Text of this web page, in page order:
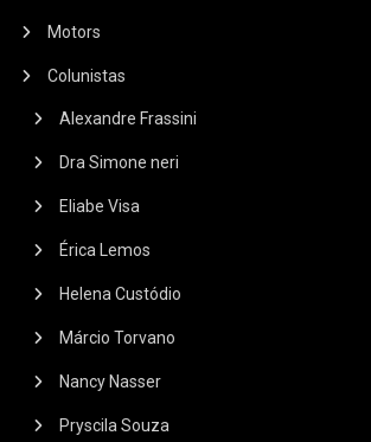
Motors
Colunistas
Alexandre Frassini
Dra Simone neri
Eliabe Visa
Érica Lemos
Helena Custódio
Márcio Torvano
Nancy Nasser
Pryscila Souza